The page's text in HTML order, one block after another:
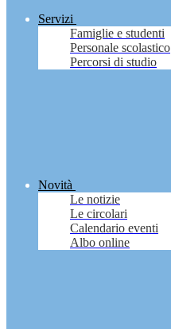
Servizi
Famiglie e studenti
Personale scolastico
Percorsi di studio
Novità
Le notizie
Le circolari
Calendario eventi
Albo online